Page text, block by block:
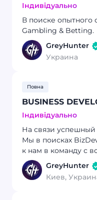
Індивідуально
В поиске опытного
Gambling & Betting.
GreyHunter
Украина
Повна
BUSINESS
Індивідуально
На связи
Мы в поисках
к нам в команду с
роста до TL.
GreyHunter
Киев,